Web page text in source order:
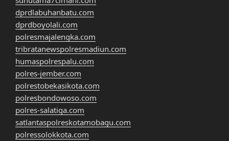
dprdlabuhanbatu.com
dprdboyolali.com
polresmajalengka.com
tribratanewspolresmadiun.com
humaspolrespalu.com
polres-jember.com
polrestobekasikota.com
polresbondowoso.com
polres-salatiga.com
satlantaspolreskotamobagu.com
polressolokkota.com